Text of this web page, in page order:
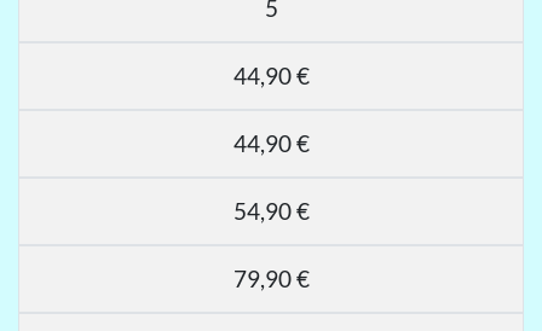
5
44,90 €
44,90 €
54,90 €
79,90 €